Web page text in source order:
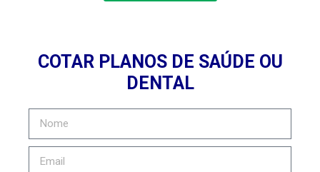
COTAR PLANOS DE SAÚDE OU
DENTAL